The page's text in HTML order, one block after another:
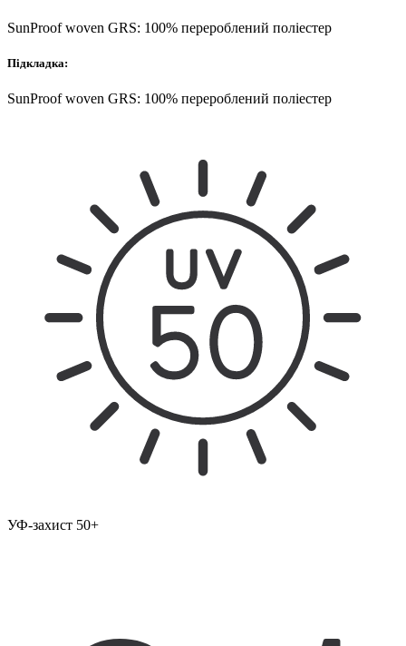
SunProof woven GRS: 100% перероблений поліестер
Підкладка:
SunProof woven GRS: 100% перероблений поліестер
УФ-захист 50+